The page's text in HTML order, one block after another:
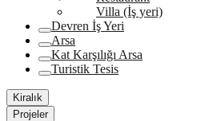
Villa (İş yeri)
Devren İş Yeri
Arsa
Kat Karşılığı Arsa
Turistik Tesis
Kiralık
Projeler